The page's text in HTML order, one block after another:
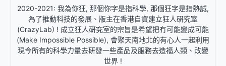
2020-2021: 我為你狂, 那個你字是指科學, 那個狂字是指熱誠,
為了推動科技的發展、版主在香港自資建立狂人硏究室
(CrazyLab) ! 成立狂人硏究室的宗旨是希望把冇可能變成可能
(Make Impossible Possible), 會聚天南地北的有心人一起利用
現今所有的科學力量去硏發一些產品及服務去造福人類、改變
世界 !